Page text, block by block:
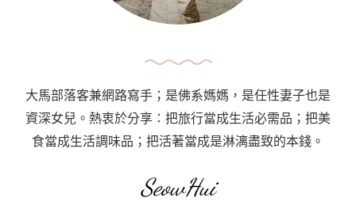
大馬部落客兼網路寫手；是佛系媽媽，是任性妻子也是
資深女兒。熱衷於分享：把旅行當成生活必需品；把美
食當成生活調味品；把活著當成是淋漓盡致的本錢。
SeowHui